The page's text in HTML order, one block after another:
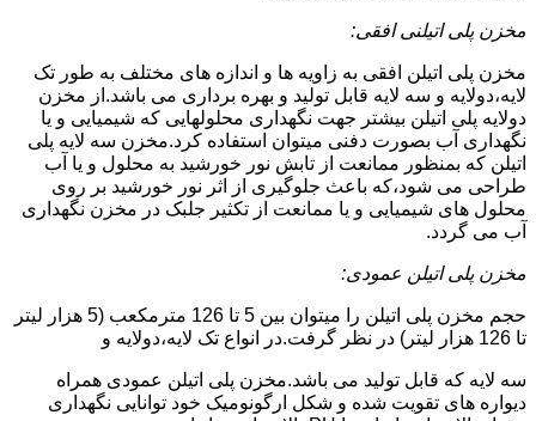
مخزن پلی اتیلنی افقی:
مخزن پلی اتیلن افقی به زاویه ها و اندازه های مختلف به طور تک
لایه،دولایه و سه لایه قابل تولید و بهره برداری می باشد.از مخزن
دولایه پلی اتیلن بیشتر جهت نگهداری محلولهایی که شیمیایی و یا
نگهداری آب بصورت دفنی میتوان استفاده کرد.مخزن سه لایه پلی
اتیلن که بمنظور ممانعت از تابش نور خورشید به محلول و یا آب
طراحی می شود،که باعث جلوگیری از اثر نور خورشید بر روی
محلول های شیمیایی و یا ممانعت از تکثیر جلبک در مخزن نگهداری
آب می گردد.
مخزن پلی اتیلن عمودی:
حجم مخزن پلی اتیلن را میتوان بین 5 تا 126 مترمکعب (5 هزار لیتر
تا 126 هزار لیتر) در نظر گرفت.در انواع تک لایه،دولایه و
سه لایه که قابل تولید می باشد.مخزن پلی اتیلن عمودی همراه
دیواره های تقویت شده و شکل ارگونومیک خود توانایی نگهداری